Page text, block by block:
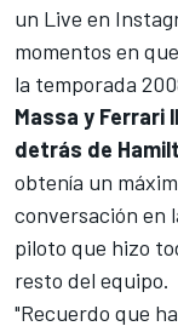
un Live en
momentos en
la temporada
Massa y Ferrari
detrás de
obtenía un
conversación en
piloto que hizo
resto del equipo.
"Recuerdo que